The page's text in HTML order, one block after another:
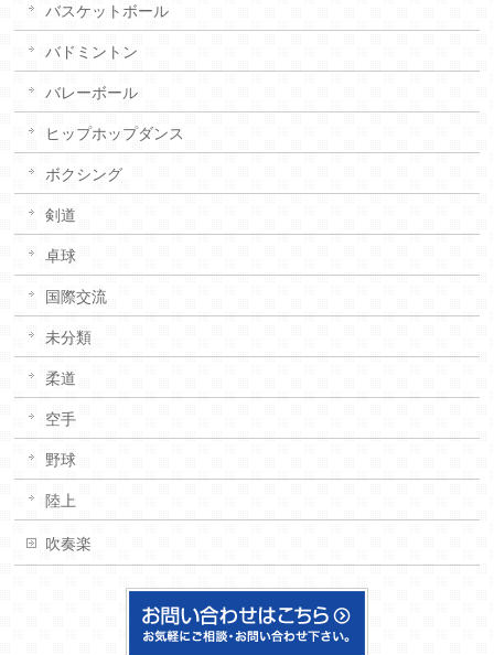
バスケットボール
バドミントン
バレーボール
ヒップホップダンス
ボクシング
剣道
卓球
国際交流
未分類
柔道
空手
野球
陸上
吹奏楽